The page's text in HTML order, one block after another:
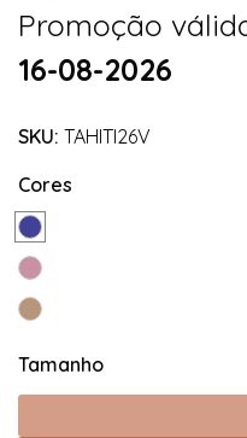
Promoção
16-08-2026
SKU: TAHITI26V
Cores
Tamanho